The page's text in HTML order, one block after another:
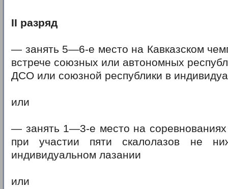
II разряд
— занять 5—6-е место на Кавказском
встрече союзных или автономных
ДСО или союзной республики в
или
— занять 1—3-е место на
при участии пяти скалолазов не
индивидуальном лазании
или